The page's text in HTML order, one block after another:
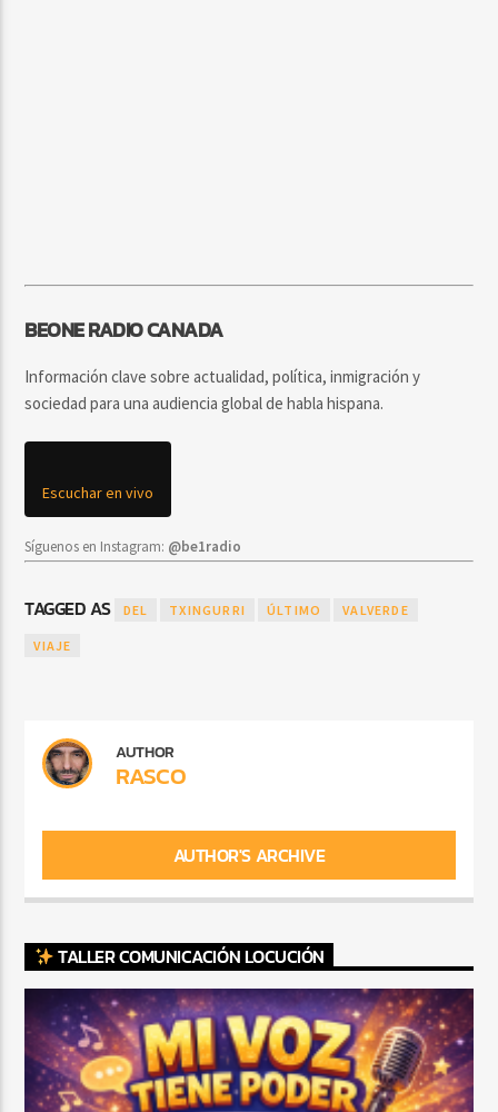
BEONE RADIO CANADA
Información clave sobre actualidad, política, inmigración y
sociedad para una audiencia global de habla hispana.
Escuchar en vivo
Síguenos en Instagram: @be1radio
TAGGED AS DEL TXINGURRI ÚLTIMO VALVERDE
VIAJE
AUTHOR
RASCO
AUTHOR'S ARCHIVE
TALLER COMUNICACIÓN LOCUCIÓN